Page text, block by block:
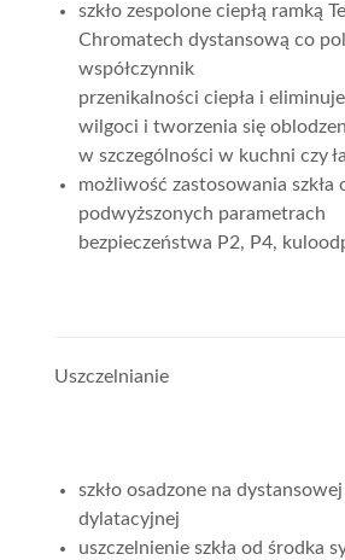
szkło zespolone ciepłą ramką
Chromatech dystansową co
współczynnik
przenikalności ciepła i
wilgoci i tworzenia się
w szczególności w kuchni czy
możliwość zastosowania szkła
podwyższonych parametrach
bezpieczeństwa P2, P4,
Uszczelnianie
szkło osadzone na
dylatacyjnej
uszczelnienie szkła od środka